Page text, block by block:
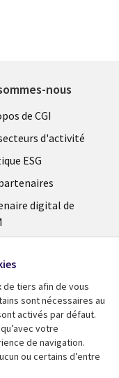
nous
de CGI
d'activité
ESG
digital de
tiers afin de vous
sont nécessaires au
activés par défaut.
votre
de navigation.
ou certains d’entre